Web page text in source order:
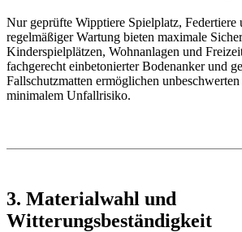
Nur geprüfte Wipptiere Spielplatz, Federtiere
regelmäßiger Wartung bieten maximale
Kinderspielplätzen, Wohnanlagen und
fachgerecht einbetonierter Bodenanker und
Fallschutzmatten ermöglichen
minimalem Unfallrisiko.
3. Materialwahl und
Witterungsbeständigkeit